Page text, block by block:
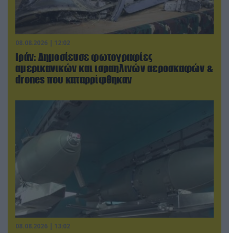
08.08.2026 | 12:02
Ιράν: Δημοσίευσε φωτογραφίες
αμερικανικών και ισραηλινών αεροσκαφών &
drones που καταρρίφθηκαν
08.08.2026 | 13:02